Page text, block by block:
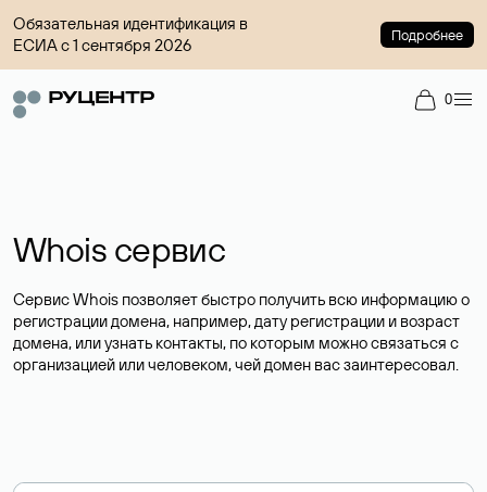
Обязательная идентификация в
ЕСИА с 1 сентября 2026
Подробнее
0
Whois сервис
Сервис Whois позволяет быстро получить всю информацию о
регистрации домена, например, дату регистрации и возраст
домена, или узнать контакты, по которым можно связаться с
организацией или человеком, чей домен вас заинтересовал.